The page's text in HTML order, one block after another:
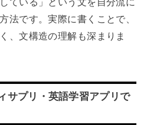
法です。実際に書くことで、
、文構造の理解も深まりま
サプリ・英語学習アプリで